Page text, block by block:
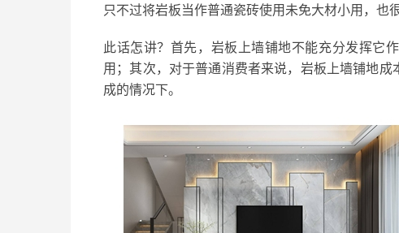
只不过将岩板当作普通瓷砖使用未免大材小用，也
此话怎讲？首先，岩板上墙铺地不能充分发挥它
用；其次，对于普通消费者来说，岩板上墙铺地
成的情况下。